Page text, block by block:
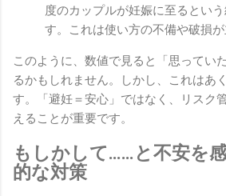
度のカップルが妊娠に至るとい
す。これは使い方の不備や破損が
このように、数値で見ると「思ってい
るかもしれません。しかし、これはあ
す。「避妊＝安心」ではなく、リスク
えることが重要です。
もしかして……と不安を
的な対策